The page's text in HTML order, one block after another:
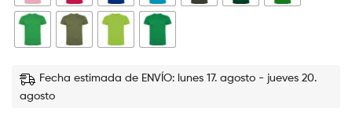
Fecha estimada de ENVÍO: lunes 17. agosto - jueves 20.
agosto